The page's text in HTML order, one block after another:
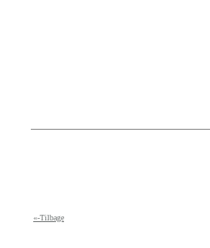
«-Tilbage